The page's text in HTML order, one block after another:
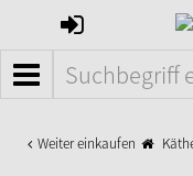
ANMELDEN
MENÜ
Weiter einkaufen